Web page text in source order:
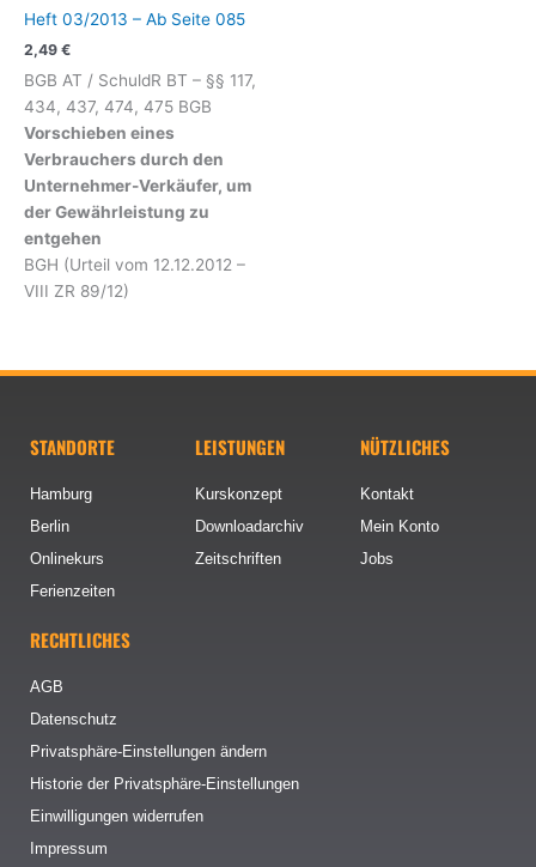
Heft 03/2013 – Ab Seite 085
2,49 €
BGB AT / SchuldR BT – §§ 117,
434, 437, 474, 475 BGB
Vorschieben eines
Verbrauchers durch den
Unternehmer-Verkäufer, um
der Gewährleistung zu
entgehen
BGH (Urteil vom 12.12.2012 –
VIII ZR 89/12)
STANDORTE
Hamburg
Berlin
Onlinekurs
Ferienzeiten
LEISTUNGEN
Kurskonzept
Downloadarchiv
Zeitschriften
NÜTZLICHES
Kontakt
Mein Konto
Jobs
RECHTLICHES
AGB
Datenschutz
Privatsphäre-Einstellungen ändern
Historie der Privatsphäre-Einstellungen
Einwilligungen widerrufen
Impressum